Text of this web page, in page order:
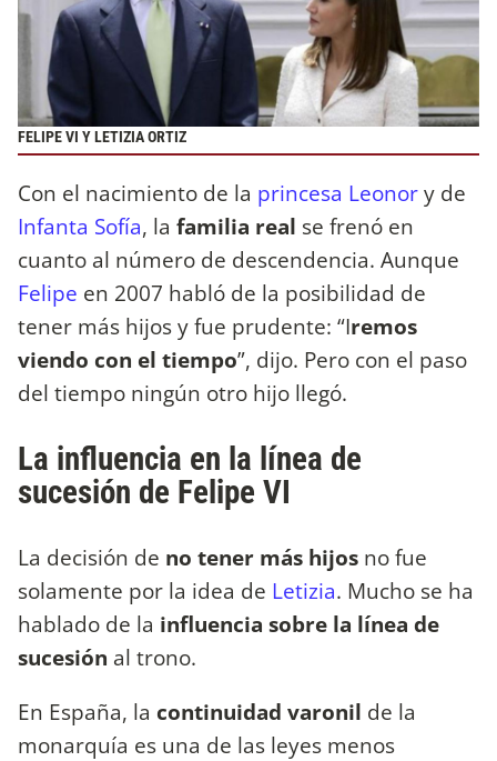
FELIPE VI Y LETIZIA ORTIZ
Con el nacimiento de la princesa Leonory de
Infanta Sofía, la familia real se frenó en
cuanto al número de descendencia. Aunque
Felipe en 2007 habló de la posibilidad de
tener más hijos y fue prudente: “Iremos
viendo con el tiempo”, dijo. Pero con el paso
del tiempo ningún otro hijo llegó.
La influencia en la línea de
sucesión de Felipe VI
La decisión de no tener más hijos no fue
solamente por la idea de Letizia. Mucho se ha
hablado de la influencia sobre la línea de
sucesión al trono.
En España, la continuidad varonil de la
monarquía es una de las leyes menos